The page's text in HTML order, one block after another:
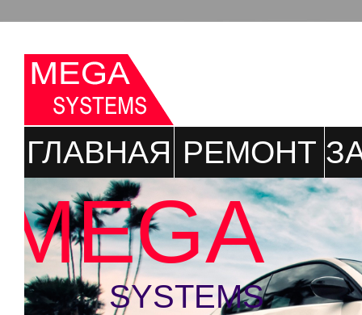
ГЛАВНАЯ РЕМОНТ
MEGA
SYSTEMS